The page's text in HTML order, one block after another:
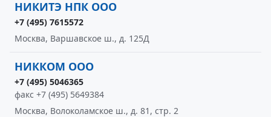
НИКИТЭ НПК ООО
+7 (495) 7615572
Москва, Варшавское ш., д. 125Д
НИККОМ ООО
+7 (495) 5046365
факс +7 (495) 5649384
Москва, Волоколамское ш., д. 81, стр. 2